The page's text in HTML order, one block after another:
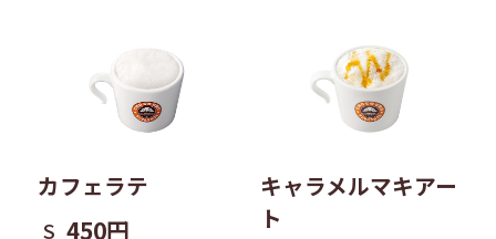
カフェラテ
S 450円
キャラメルマキアー
ト